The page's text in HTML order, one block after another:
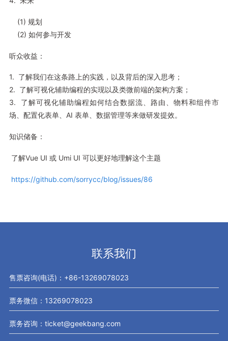
(1) 规划
(2) 如何参与开发
听众收益：
1. 了解我们在这条路上的实践，以及背后的深入思考；
2. 了解可视化辅助编程的实现以及类微前端的架构方案；
3. 了解可视化辅助编程如何结合数据流、路由、物料和组件市
场、配置化表单、AI 表单、数据管理等来做研发提效。
知识储备：
了解Vue UI 或 Umi UI 可以更好地理解这个主题
https://github.com/sorrycc/blog/issues/86
联系我们
售票咨询(电话)：+86-13269078023
票务微信：13269078023
票务咨询：ticket@geekbang.com